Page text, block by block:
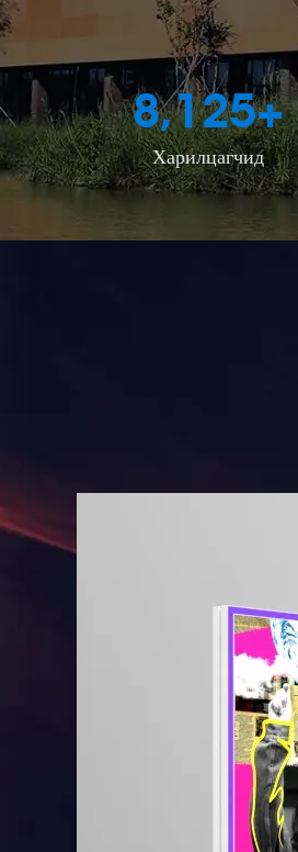
8,125+
Харилцагчид